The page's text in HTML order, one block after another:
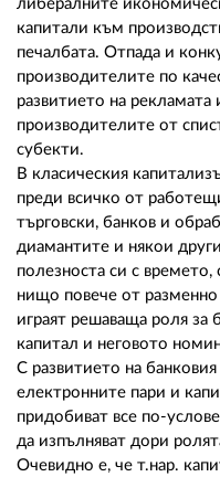
либералните
капитали към
печалбата. Отпада и
производителите по
развитието на
производителите от
субекти.
В класическия
преди всичко от
търговски, банков и
диамантите и някои
полезноста си с времето,
нищо повече от
играят решаваща роля
капитал и неговото
С развитието на
електронните пари и
придобиват все по-
да изпълняват дори
Очевидно е, че т.нар.